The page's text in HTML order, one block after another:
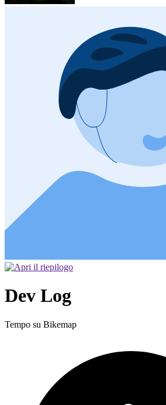
Dev Log
Tempo su Bikemap